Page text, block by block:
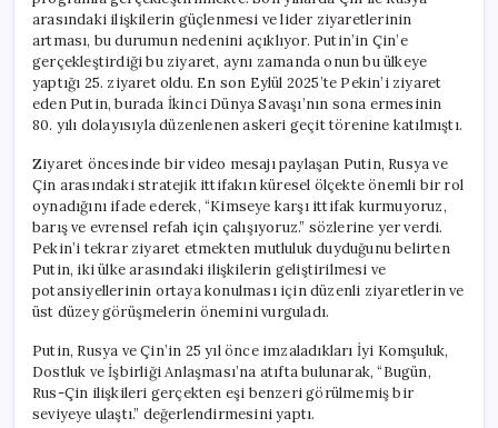
arasındaki ilişkilerin güçlenmesi ve lider ziyaretlerinin
artması, bu durumun nedenini açıklıyor. Putin’in Çin’e
gerçekleştirdiği bu ziyaret, aynı zamanda onun bu ülkeye
yaptığı 25. ziyaret oldu. En son Eylül 2025’te Pekin’i ziyaret
eden Putin, burada İkinci Dünya Savaşı’nın sona ermesinin
80. yılı dolayısıyla düzenlenen askeri geçit törenine katılmıştı.
Ziyaret öncesinde bir video mesajı paylaşan Putin, Rusya ve
Çin arasındaki stratejik ittifakın küresel ölçekte önemli bir rol
oynadığını ifade ederek, “Kimseye karşı ittifak kurmuyoruz,
barış ve evrensel refah için çalışıyoruz.” sözlerine yer verdi.
Pekin’i tekrar ziyaret etmekten mutluluk duyduğunu belirten
Putin, iki ülke arasındaki ilişkilerin geliştirilmesi ve
potansiyellerinin ortaya konulması için düzenli ziyaretlerin ve
üst düzey görüşmelerin önemini vurguladı.
Putin, Rusya ve Çin’in 25 yıl önce imzaladıkları İyi Komşuluk,
Dostluk ve İşbirliği Anlaşması’na atıfta bulunarak, “Bugün,
Rus-Çin ilişkileri gerçekten eşi benzeri görülmemiş bir
seviyeye ulaştı.” değerlendirmesini yaptı.